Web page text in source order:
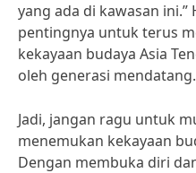
yang ada di kawasan
pentingnya untuk terus
kekayaan budaya Asia
oleh generasi mendatang.
Jadi, jangan ragu untuk
menemukan kekayaan
Dengan membuka diri